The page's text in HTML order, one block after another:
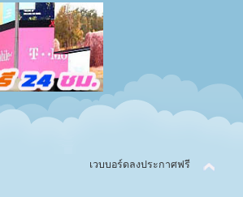
เวบบอร์ดลงประกาศฟรี